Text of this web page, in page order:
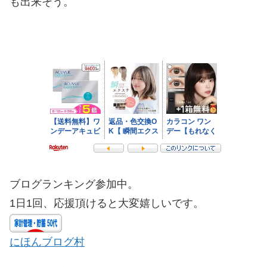
ブログランキング参加中。
1日1回、応援頂けると大変嬉しいです。
にほんブログ村